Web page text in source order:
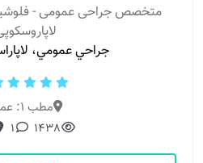
متخصص جراحی عمومی -
جراحي عمومي،
مطب 1: عمان -
1438
1